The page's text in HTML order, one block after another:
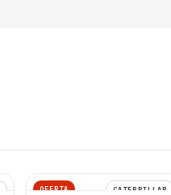
OFERTA CATERPILLAR